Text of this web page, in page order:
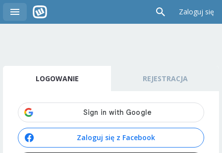
Zaloguj się
LOGOWANIE REJESTRACJA
Zaloguj się z Facebook